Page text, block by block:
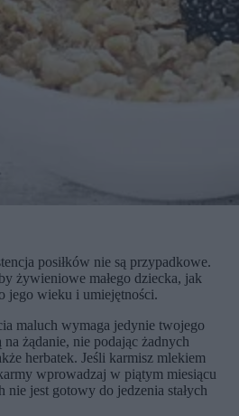
posiłków nie są przypadkowe.
żywieniowe małego dziecka, jak
jego wieku i umiejętności.
maluch wymaga jedynie twojego
żądanie, nie podając żadnych
herbatek. Jeśli karmisz mlekiem
wprowadzaj w piątym miesiącu
nie jest gotowy do jedzenia stałych